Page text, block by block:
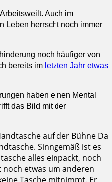
Auch im
Leben herrscht noch immer
noch häufiger von
bereits im letzten Jahr etwas
haben einen Mental
das Bild mit der